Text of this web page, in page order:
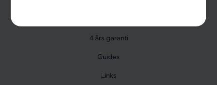
4 års garanti
Guides
Links